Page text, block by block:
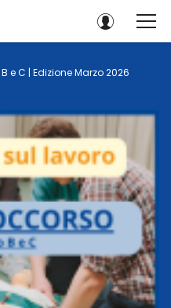
e C | Edizione Marzo 2026